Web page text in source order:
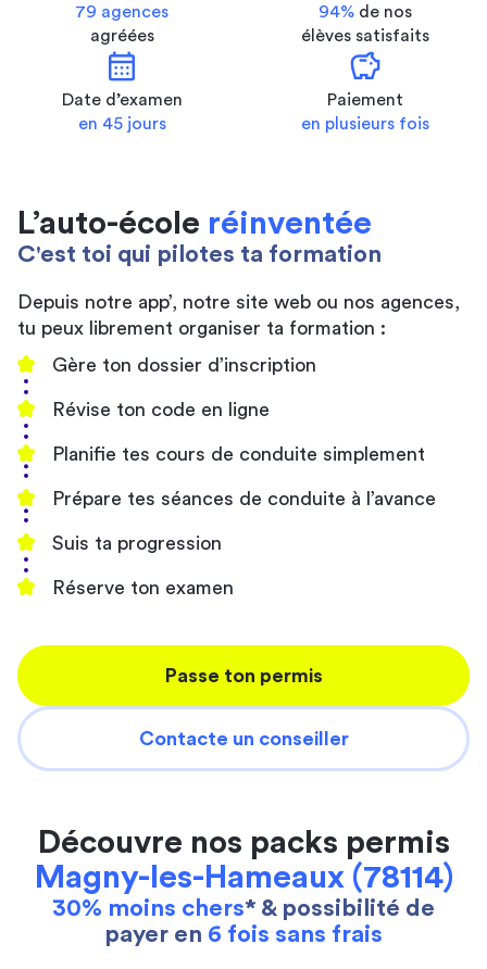
79 agences
agréées
94% de nos
élèves satisfaits
calendar_month
Date d’examen
en 45 jours
savings
Paiement
en plusieurs fois
L’auto-école réinventée
C'est toi qui pilotes ta formation
Depuis notre app’, notre site web ou nos agences,
tu peux librement organiser ta formation :
Gère ton dossier d’inscription
Révise ton code en ligne
Planifie tes cours de conduite simplement
Prépare tes séances de conduite à l’avance
Suis ta progression
Réserve ton examen
Passe ton permis
Contacte un conseiller
Découvre nos packs permis
Magny-les-Hameaux (78114)
30% moins chers* & possibilité de
payer en 6 fois sans frais